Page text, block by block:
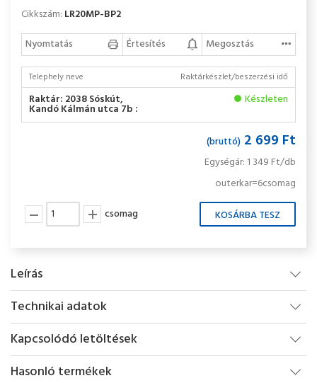
Cikkszám: LR20MP-BP2
Nyomtatás
Értesítés Megosztás
Telephely neve Raktárkészlet/beszerzési idő
Raktár: 2038 Sóskút,
Kandó Kálmán utca 7b :
Készleten
(bruttó) 2 699 Ft
Egységár: 1 349 Ft/db
outerkar=6csomag
csomag
Leírás
Technikai adatok
Kapcsolódó letöltések
Hasonló termékek